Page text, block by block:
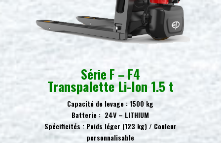
Série F – F4
Transpalette Li-Ion 1.5 t
Capacité de levage : 1500 kg
Batterie : 24V – LITHIUM
Spécificités : Poids léger (123 kg) / Couleur
personnalisable